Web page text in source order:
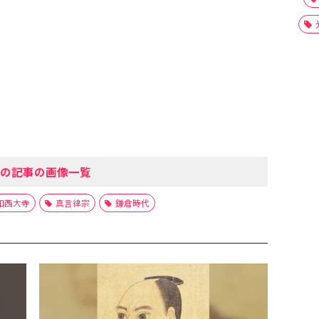
記事の画像一覧
西大寺 真言律宗 鎌倉時代